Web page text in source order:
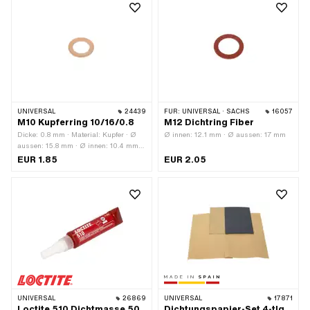
UNIVERSAL 24439
M10 Kupferring 10/16/0.8
Dicke: 0.8 mm · Material: Kupfer · Ø
aussen: 15.8 mm · Ø innen: 10.4 mm ·
Pony OEM-Nr.: A1817 · Sachs OEM-
EUR 1.85
FÜR: UNIVERSAL · SACHS 16057
M12 Dichtring Fiber
Ø innen: 12.1 mm · Ø aussen: 17 mm
EUR 2.05
UNIVERSAL 26869 UNIVERSAL 17871